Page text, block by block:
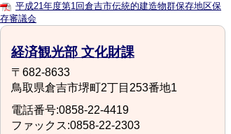
平成21年度第1回倉吉市伝統的建造物群保存地区保
存審議会
経済観光部 文化財課
〒682-8633
鳥取県倉吉市堺町2丁目253番地1
電話番号:0858-22-4419
ファックス:0858-22-2303